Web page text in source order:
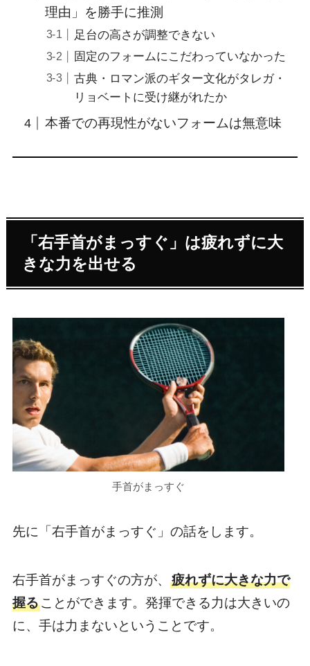
理由」を勝手に推測
足台の高さが調整できない
固定のフォームにこだわっていなかった
古典・ロマン派のギター文化がタレガ・
リョベートに受け継がれたか
本番での再現性がないフォームは無意味
「右手首がまっすぐ」は疲れずに大
きな力を出せる
手首がまっすぐ
先に「右手首がまっすぐ」の話をします。
右手首がまっすぐの方が、 疲れずに大きな力で
握ることができます。発揮できる力は大きいの
に、手は力まないということです。